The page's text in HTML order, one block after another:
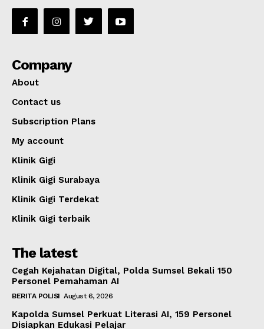
Company
About
Contact us
Subscription Plans
My account
Klinik Gigi
Klinik Gigi Surabaya
Klinik Gigi Terdekat
Klinik Gigi terbaik
The latest
Cegah Kejahatan Digital, Polda Sumsel Bekali 150
Personel Pemahaman AI
BERITA POLISI August 6, 2026
Kapolda Sumsel Perkuat Literasi AI, 159 Personel
Disiapkan Edukasi Pelajar